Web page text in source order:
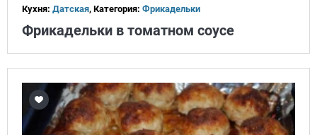
Кухня: Датская, Категория: Фрикадельки
Фрикадельки в томатном соусе